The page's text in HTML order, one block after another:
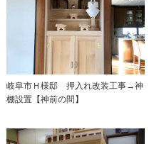
岐阜市Ｈ様邸 押入れ改装工事→神
棚設置【神前の間】